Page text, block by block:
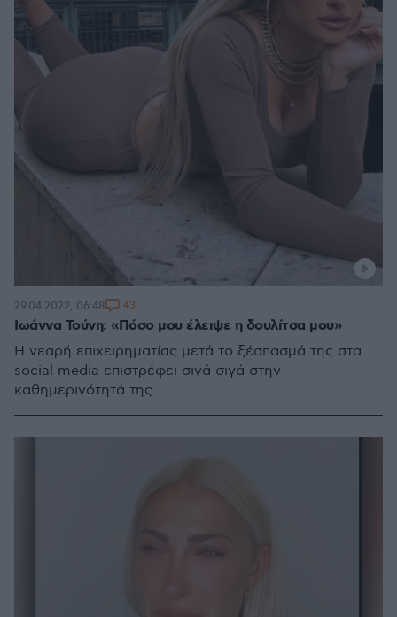
Ιωάννα Τούνη: «Πόσο μου έλειψε η δουλίτσα μου»
Η νεαρή επιχειρηματίας μετά το ξέσπασμά της στα
social media επιστρέφει σιγά σιγά στην
καθημερινότητά της
29.04.2022, 06:48 43